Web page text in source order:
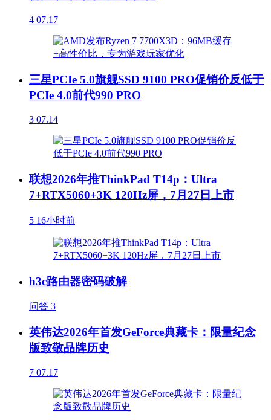
4 07.17
三星PCIe 5.0旗舰SSD 9100 PRO促销价反低于
PCIe 4.0前代990 PRO
3 07.14
联想2026年推ThinkPad T14p：Ultra
7+RTX5060+3K 120Hz屏，7月27日上市
5 16小时前
h3c路由器密码破解
问答 3
英伟达2026年首发GeForce典藏卡：限量纪念
版致敬品牌历史
7 07.17